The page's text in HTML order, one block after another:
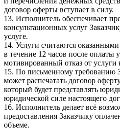
договор оферты вступает в силу.
13. Исполнитель обеспечивает
консультационных услуг
услуге.
14. Услуги считаются
в течение 12 часов после оплаты
мотивированный отказ от услуги
15. По письменному требованию
может распечатать договор
который будет представлять
юридической силе настоящего
16. Исполнитель делает всё
предоставления Заказчику
объеме.